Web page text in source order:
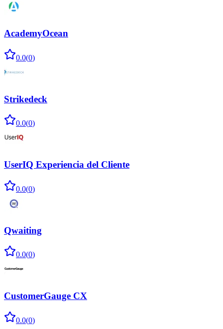
AcademyOcean
0.0(0)
Strikedeck
0.0(0)
UserIQ Experiencia del Cliente
0.0(0)
Qwaiting
0.0(0)
CustomerGauge CX
0.0(0)